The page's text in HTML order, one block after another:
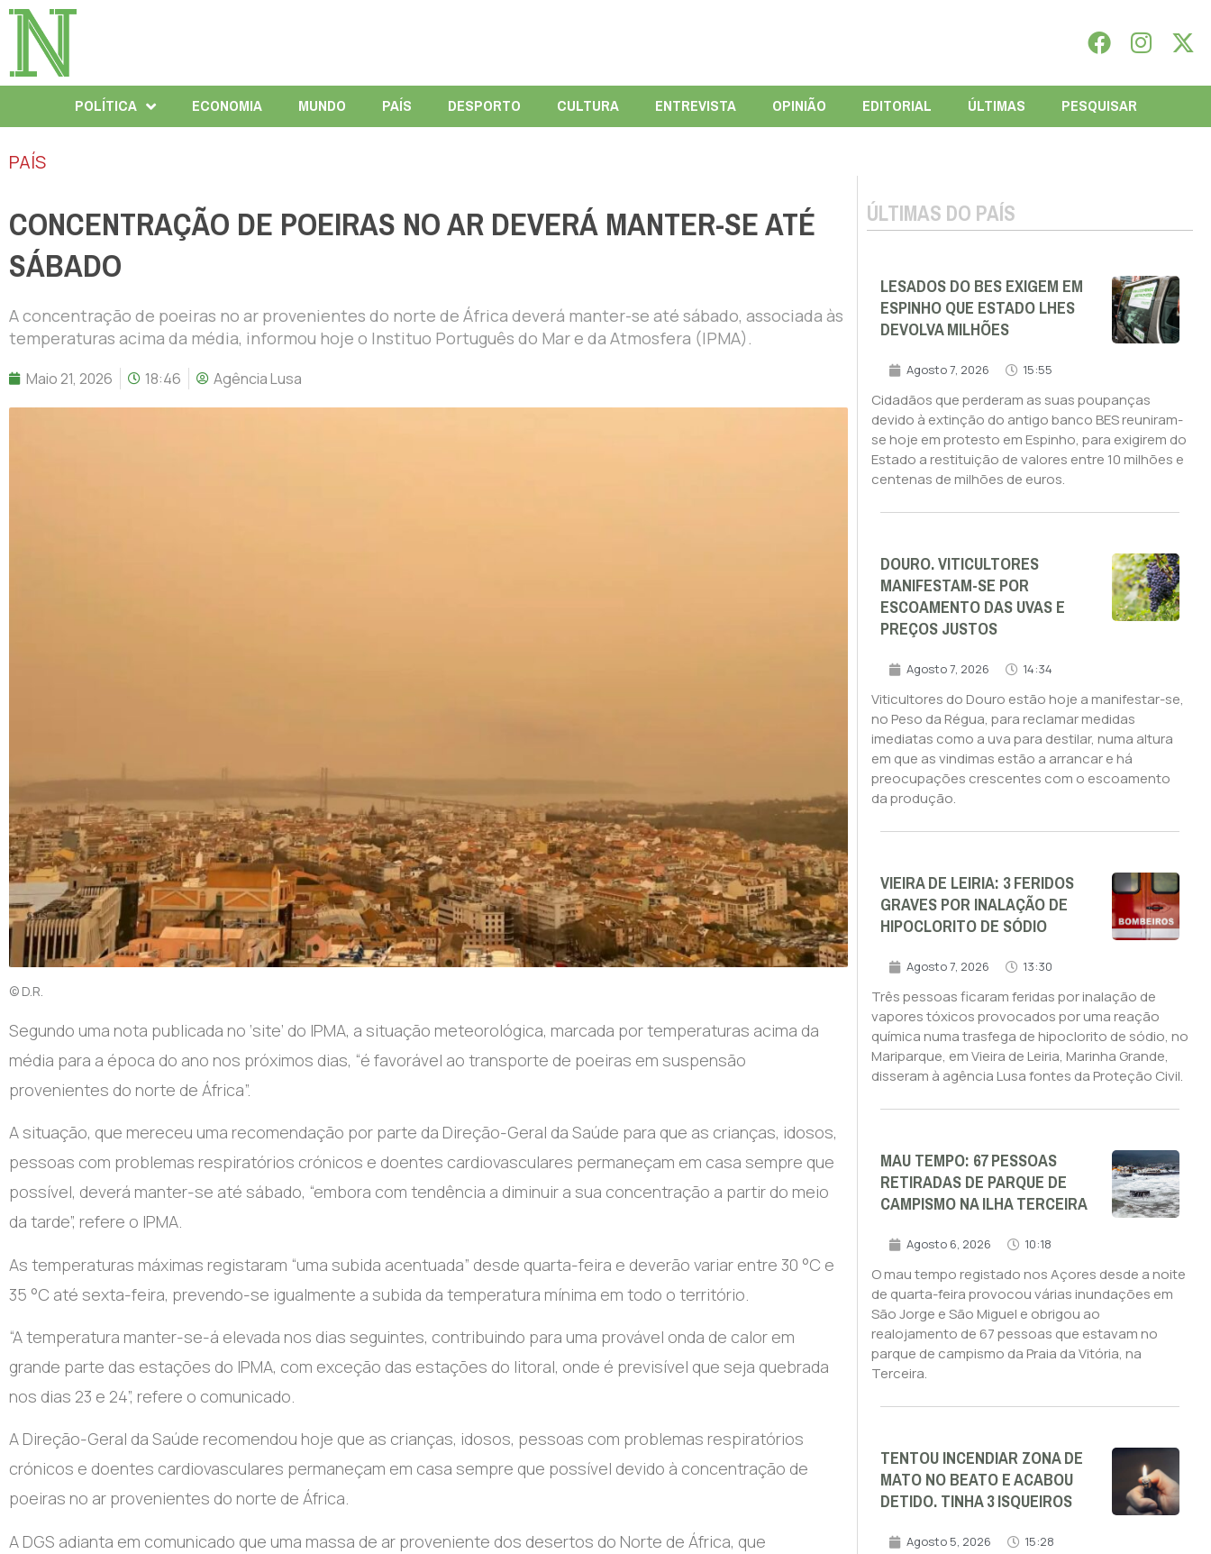
POLÍTICA ECONOMIA MUNDO PAÍS DESPORTO CULTURA ENTREVISTA OPINIÃO EDITORIAL ÚLTIMAS PESQUISAR
PAÍS
CONCENTRAÇÃO DE POEIRAS NO AR DEVERÁ MANTER-SE ATÉ
SÁBADO
A concentração de poeiras no ar provenientes do norte de África deverá manter-se até sábado, associada às
temperaturas acima da média, informou hoje o Instituo Português do Mar e da Atmosfera (IPMA).
Maio 21, 2026 18:46 Agência Lusa
© D.R.
Segundo uma nota publicada no ‘site’ do IPMA, a situação meteorológica, marcada por temperaturas acima da
média para a época do ano nos próximos dias, “é favorável ao transporte de poeiras em suspensão
provenientes do norte de África”.
A situação, que mereceu uma recomendação por parte da Direção-Geral da Saúde para que as crianças, idosos,
pessoas com problemas respiratórios crónicos e doentes cardiovasculares permaneçam em casa sempre que
possível, deverá manter-se até sábado, “embora com tendência a diminuir a sua concentração a partir do meio
da tarde”, refere o IPMA.
As temperaturas máximas registaram “uma subida acentuada” desde quarta-feira e deverão variar entre 30 °C e
35 °C até sexta-feira, prevendo-se igualmente a subida da temperatura mínima em todo o território.
“A temperatura manter-se-á elevada nos dias seguintes, contribuindo para uma provável onda de calor em
grande parte das estações do IPMA, com exceção das estações do litoral, onde é previsível que seja quebrada
nos dias 23 e 24”, refere o comunicado.
A Direção-Geral da Saúde recomendou hoje que as crianças, idosos, pessoas com problemas respiratórios
crónicos e doentes cardiovasculares permaneçam em casa sempre que possível devido à concentração de
poeiras no ar provenientes do norte de África.
A DGS adianta em comunicado que uma massa de ar proveniente dos desertos do Norte de África, que
ÚLTIMAS DO PAÍS
LESADOS DO BES EXIGEM EM
ESPINHO QUE ESTADO LHES
DEVOLVA MILHÕES
Agosto 7, 2026 15:55
Cidadãos que perderam as suas poupanças
devido à extinção do antigo banco BES reuniram-
se hoje em protesto em Espinho, para exigirem do
Estado a restituição de valores entre 10 milhões e
centenas de milhões de euros.
DOURO. VITICULTORES
MANIFESTAM-SE POR
ESCOAMENTO DAS UVAS E
PREÇOS JUSTOS
Agosto 7, 2026 14:34
Viticultores do Douro estão hoje a manifestar-se,
no Peso da Régua, para reclamar medidas
imediatas como a uva para destilar, numa altura
em que as vindimas estão a arrancar e há
preocupações crescentes com o escoamento
da produção.
VIEIRA DE LEIRIA: 3 FERIDOS
GRAVES POR INALAÇÃO DE
HIPOCLORITO DE SÓDIO
Agosto 7, 2026 13:30
Três pessoas ficaram feridas por inalação de
vapores tóxicos provocados por uma reação
química numa trasfega de hipoclorito de sódio, no
Mariparque, em Vieira de Leiria, Marinha Grande,
disseram à agência Lusa fontes da Proteção Civil.
MAU TEMPO: 67 PESSOAS
RETIRADAS DE PARQUE DE
CAMPISMO NA ILHA TERCEIRA
Agosto 6, 2026 10:18
O mau tempo registado nos Açores desde a noite
de quarta-feira provocou várias inundações em
São Jorge e São Miguel e obrigou ao
realojamento de 67 pessoas que estavam no
parque de campismo da Praia da Vitória, na
Terceira.
TENTOU INCENDIAR ZONA DE
MATO NO BEATO E ACABOU
DETIDO. TINHA 3 ISQUEIROS
Agosto 5, 2026 15:28